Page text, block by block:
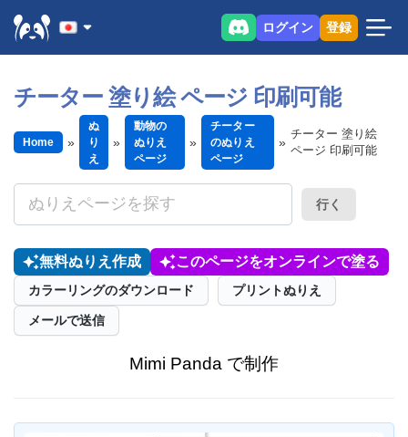
ログイン 登録
チーター 塗り絵 ページ 印刷可能
Home
ぬ
り
え
動物の
ぬりえ
ページ
チーター
のぬりえ
ページ
チーター 塗り絵
ページ 印刷可能
行く
無料ぬりえ作成 このページをオンラインで塗る
カラーリングのダウンロード プリントぬりえ
メールで送信
Mimi Panda で制作